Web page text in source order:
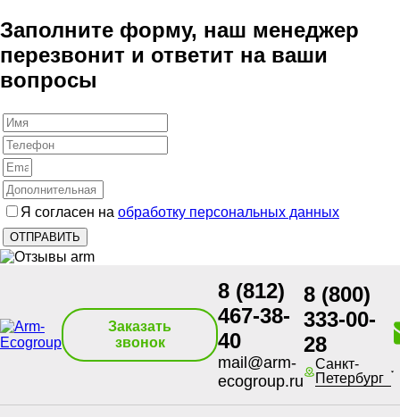
Заполните форму, наш менеджер
перезвонит и ответит на ваши
вопросы
Я согласен на обработку персональных данных
Заказать
звонок
8 (812)
467-38-
40
mail@arm-
ecogroup.ru
8 (800)
333-00-
28
Санкт-
Петербург